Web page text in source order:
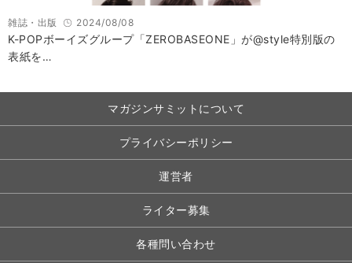
雑誌・出版 2024/08/08
K-POPボーイズグループ「ZEROBASEONE」が@style特別版の
表紙を…
マガジンサミットについて
プライバシーポリシー
運営者
ライター募集
各種問い合わせ